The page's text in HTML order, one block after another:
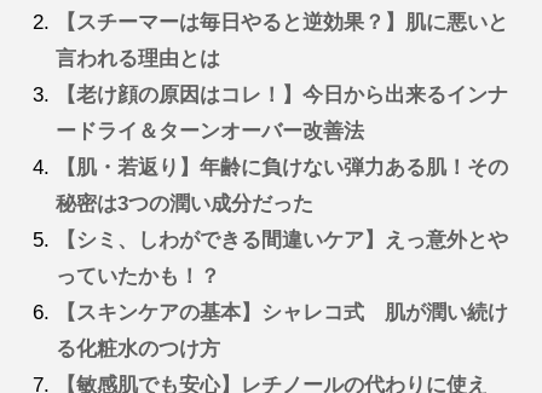
【スチーマーは毎日やると逆効果？】肌に悪いと
言われる理由とは
【老け顔の原因はコレ！】今日から出来るインナ
ードライ＆ターンオーバー改善法
【肌・若返り】年齢に負けない弾力ある肌！その
秘密は3つの潤い成分だった
【シミ、しわができる間違いケア】えっ意外とや
っていたかも！？
【スキンケアの基本】シャレコ式 肌が潤い続け
る化粧水のつけ方
【敏感肌でも安心】レチノールの代わりに使え